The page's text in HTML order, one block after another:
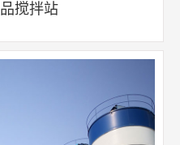
搅拌站